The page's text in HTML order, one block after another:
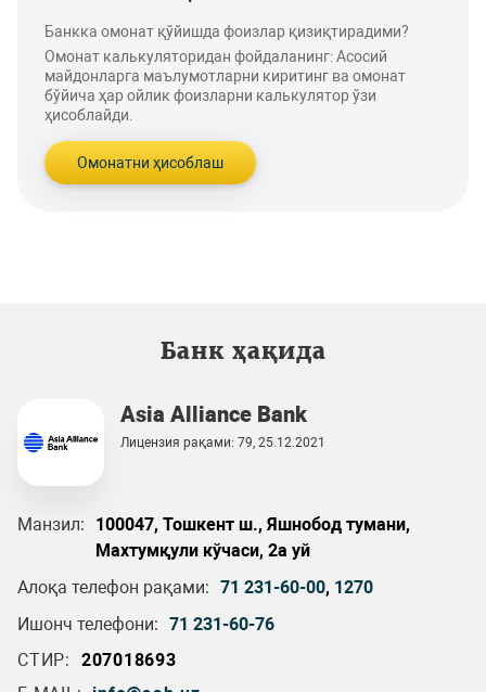
Банкка омонат қўйишда фоизлар қизиқтирадими?
Омонат калькуляторидан фойдаланинг: Асосий
майдонларга маълумотларни киритинг ва омонат
бўйича ҳар ойлик фоизларни калькулятор ўзи
ҳисоблайди.
Омонатни ҳисоблаш
Банк ҳақида
Asia Alliance Bank
Лицензия рақами: 79, 25.12.2021
Манзил:
100047, Тошкент ш., Яшнобод тумани,
Махтумқули кўчаси, 2а уй
Алоқа телефон рақами: 71 231-60-00, 1270
Ишонч телефони: 71 231-60-76
СТИР:
207018693